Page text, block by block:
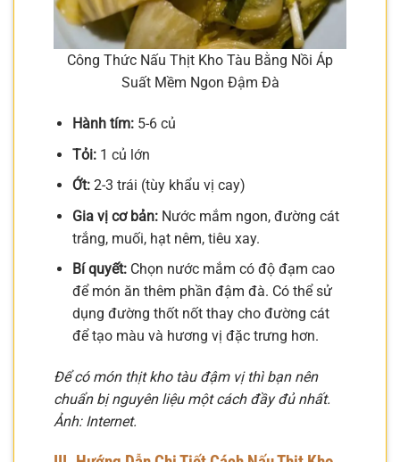
Công Thức Nấu Thịt Kho Tàu Bằng Nồi Áp
Suất Mềm Ngon Đậm Đà
Hành tím:5-6 củ
Tỏi:1 củ lớn
Ớt:2-3 trái (tùy khẩu vị cay)
Gia vị cơ bản:Nước mắm ngon, đường cát
trắng, muối, hạt nêm, tiêu xay.
Bí quyết:Chọn nước mắm có độ đạm cao
để món ăn thêm phần đậm đà. Có thể sử
dụng đường thốt nốt thay cho đường cát
để tạo màu và hương vị đặc trưng hơn.
Để có món thịt kho tàu đậm vị thì bạn nên
chuẩn bị nguyên liệu một cách đầy đủ nhất.
Ảnh: Internet.